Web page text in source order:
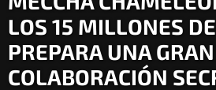
LOS 15 MILLONES
PREPARA UNA GRAN
COLABORACIÓN